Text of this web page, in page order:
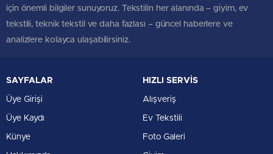
için önemli bilgiler sunuyoruz. Tekstilin her alanında – giyim, ev
tekstili, teknik tekstil ve daha fazlası – güncel haberlere ve
analizlere kolayca ulaşabilirsiniz.
SAYFALAR
Üye Girişi
Üye Kaydı
Künye
HIZLI SERVİS
Alışveriş
Ev Tekstili
Foto Galeri